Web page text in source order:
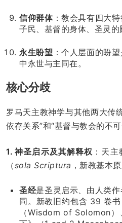
信仰群体：教会具有四大
子民、基督的身体、圣灵的
永生盼望 ：个人层面的盼
中永世与主同在。
核心分歧
罗马天主教神学与其他两大传
依存关系”和“基督与教会的不
1. 神圣启示及其解释权 ：天
（sola Scriptura ，新教基本
圣经是圣灵启示、由人类
同。新教旧约包含 39 卷
（Wisdom of Solomon